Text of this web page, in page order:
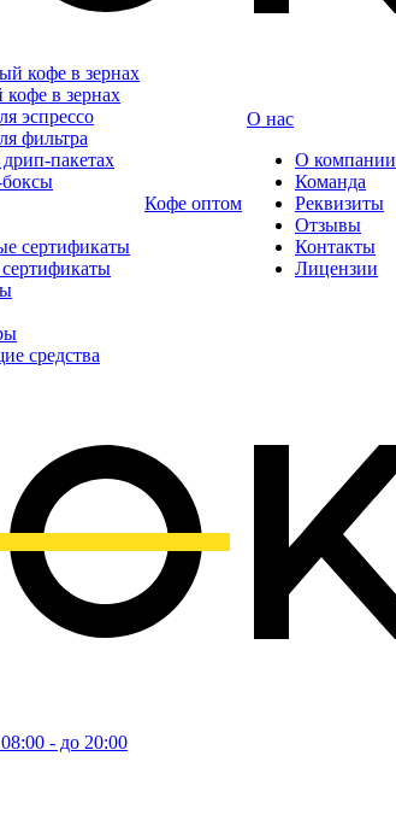
в зернах
эспрессо
фильтра
пакетах
средства
Кофе оптом
О нас
О компании
Команда
Реквизиты
Отзывы
Контакты
Лицензии
- до 20:00